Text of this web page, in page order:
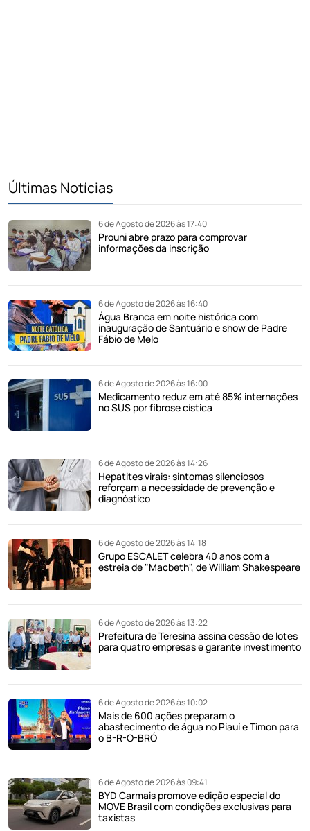
Últimas Notícias
6 de Agosto de 2026 às 17:40
Prouni abre prazo para comprovar
informações da inscrição
6 de Agosto de 2026 às 16:40
Água Branca em noite histórica com
inauguração de Santuário e show de Padre
Fábio de Melo
6 de Agosto de 2026 às 16:00
Medicamento reduz em até 85% internações
no SUS por fibrose cística
6 de Agosto de 2026 às 14:26
Hepatites virais: sintomas silenciosos
reforçam a necessidade de prevenção e
diagnóstico
6 de Agosto de 2026 às 14:18
Grupo ESCALET celebra 40 anos com a
estreia de "Macbeth", de William Shakespeare
6 de Agosto de 2026 às 13:22
Prefeitura de Teresina assina cessão de lotes
para quatro empresas e garante investimento
6 de Agosto de 2026 às 10:02
Mais de 600 ações preparam o
abastecimento de água no Piauí e Timon para
o B-R-O-BRÓ
6 de Agosto de 2026 às 09:41
BYD Carmais promove edição especial do
MOVE Brasil com condições exclusivas para
taxistas